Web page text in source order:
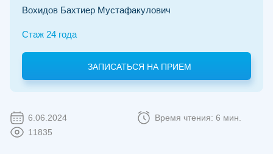
Вохидов Бахтиер Мустафакулович
Стаж 24 года
ЗАПИСАТЬСЯ НА ПРИЕМ
6.06.2024
Время чтения: 6 мин.
11835